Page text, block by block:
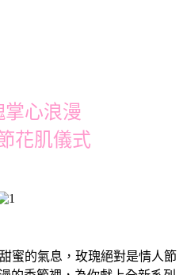
心浪漫
花肌儀式
蜜的氣息，玫瑰絕對是情人節